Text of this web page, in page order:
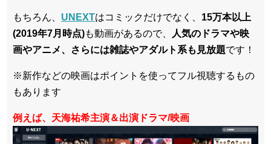
もちろん、 UNEXTはコミックだけでなく、 15万本以上
(2019年7月時点)も動画があるので、
人気のドラマや映
画やアニメ、さらには雑誌やアダルト系も見放題です！
※新作などの映画はポイントを使ってフル視聴するもの
もあります
例えば、天海祐希主演＆出演ドラマ/映画